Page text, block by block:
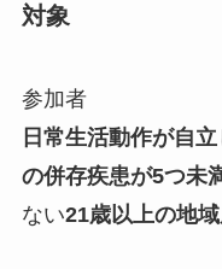
対象
参加者
日常生活動作が自立
の併存疾患が5つ未
ない21歳以上の地